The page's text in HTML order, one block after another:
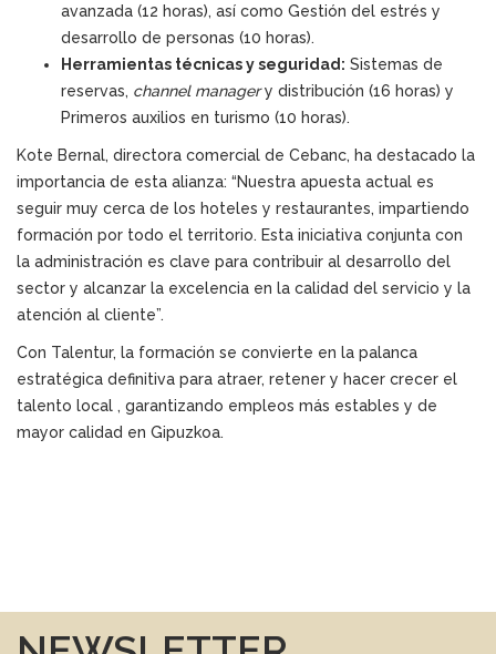
avanzada (12 horas), así como Gestión del estrés y
desarrollo de personas (10 horas).
Herramientas técnicas y seguridad: Sistemas de
reservas, channel managery distribución (16 horas) y
Primeros auxilios en turismo (10 horas).
Kote Bernal, directora comercial de Cebanc, ha destacado la
importancia de esta alianza: “Nuestra apuesta actual es
seguir muy cerca de los hoteles y restaurantes, impartiendo
formación por todo el territorio. Esta iniciativa conjunta con
la administración es clave para contribuir al desarrollo del
sector y alcanzar la excelencia en la calidad del servicio y la
atención al cliente”.
Con Talentur, la formación se convierte en la palanca
estratégica definitiva para atraer, retener y hacer crecer el
talento local , garantizando empleos más estables y de
mayor calidad en Gipuzkoa.